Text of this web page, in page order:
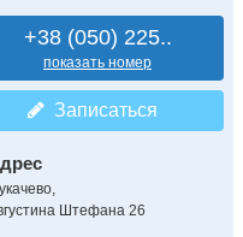
+38 (050) 225..
показать номер
Записаться
,
Штефана 26